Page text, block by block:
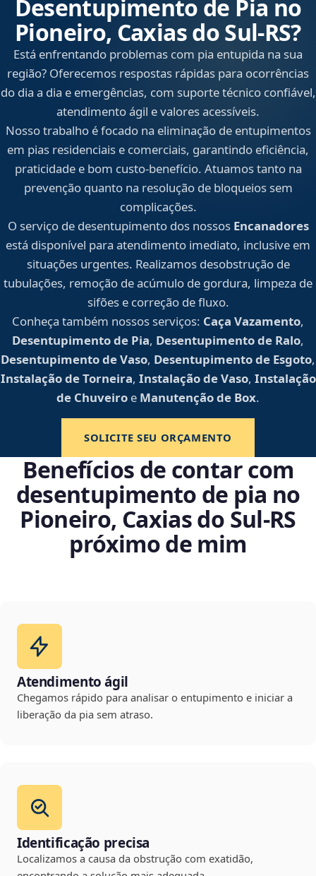
Desentupimento de Pia no
Pioneiro, Caxias do Sul‑RS?
Está enfrentando problemas com pia entupida na sua
região? Oferecemos respostas rápidas para ocorrências
do dia a dia e emergências, com suporte técnico confiável,
atendimento ágil e valores acessíveis.
Nosso trabalho é focado na eliminação de entupimentos
em pias residenciais e comerciais, garantindo eficiência,
praticidade e bom custo-benefício. Atuamos tanto na
prevenção quanto na resolução de bloqueios sem
complicações.
O serviço de desentupimento dos nossos Encanadores
está disponível para atendimento imediato, inclusive em
situações urgentes. Realizamos desobstrução de
tubulações, remoção de acúmulo de gordura, limpeza de
sifões e correção de fluxo.
Conheça também nossos serviços: Caça Vazamento,
Desentupimento de Pia, Desentupimento de Ralo,
Desentupimento de Vaso, Desentupimento de Esgoto,
Instalação de Torneira, Instalação de Vaso, Instalação
de Chuveiro e Manutenção de Box.
SOLICITE SEU ORÇAMENTO
Benefícios de contar com
desentupimento de pia no
Pioneiro, Caxias do Sul‑RS
próximo de mim
Atendimento ágil
Chegamos rápido para analisar o entupimento e iniciar a
liberação da pia sem atraso.
Identificação precisa
Localizamos a causa da obstrução com exatidão,